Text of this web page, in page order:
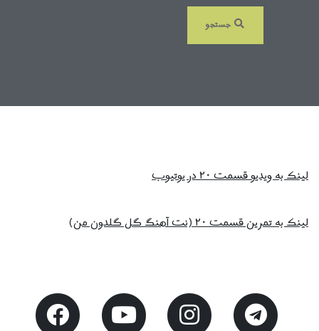
جستجو
لینک به ویدیو قسمت ۲۰ در یوتیوب
لینک به تمرین قسمت ۲۰ (نت آهنگ گل گلدون من)